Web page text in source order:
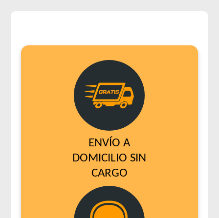
ENVÍO A
DOMICILIO SIN
CARGO